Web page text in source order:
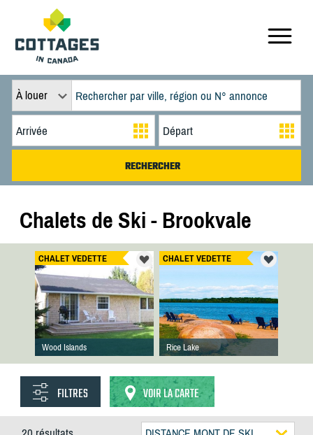
À louer
Chalets de Ski - Brookvale
CHALET VEDETTE
Wood Islands
CHALET VEDETTE
Rice Lake
FILTRES VOIR LA CARTE